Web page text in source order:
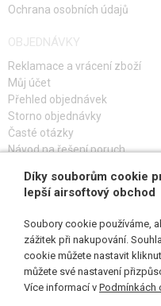
AirsoftPro.cz je od roku 2018
Tato verze je vybavena
výměnu pružiny je nutné vyjmout
pouze za M120 a slabší.
nadměrnému zatížení kol či
Ochrana osobních údajů
OBJEDNÁVKY
Reklamace a vrácení zboží
Můj účet
Přehled objednávek
Storno objednávky
Časté otázky
Návod na řešení poruch
PŘIHLAŠ SE K ODBĚRU
SLEDUJ NÁS
Díky souborům cookie
lepší airsoftový obchod
Soubory cookie používáme,
zážitek při nakupování.
cookie můžete nastavit
můžete své nastavení
Více informací v Podmínkách